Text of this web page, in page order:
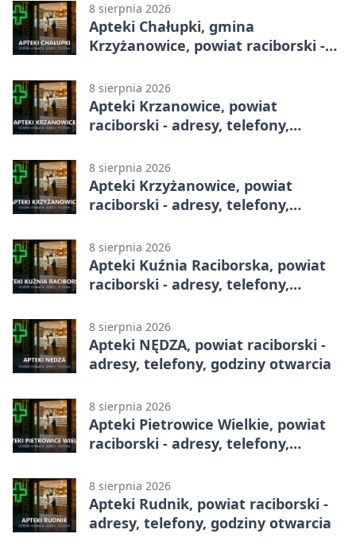
8 sierpnia 2026
Apteki Chałupki, gmina
Krzyżanowice, powiat raciborski -
8 sierpnia 2026
Apteki Krzanowice, powiat
raciborski - adresy, telefony,
8 sierpnia 2026
Apteki Krzyżanowice, powiat
raciborski - adresy, telefony,
8 sierpnia 2026
Apteki Kuźnia Raciborska, powiat
raciborski - adresy, telefony,
8 sierpnia 2026
Apteki NĘDZA, powiat raciborski -
adresy, telefony, godziny otwarcia
8 sierpnia 2026
Apteki Pietrowice Wielkie, powiat
raciborski - adresy, telefony,
8 sierpnia 2026
Apteki Rudnik, powiat raciborski -
adresy, telefony, godziny otwarcia